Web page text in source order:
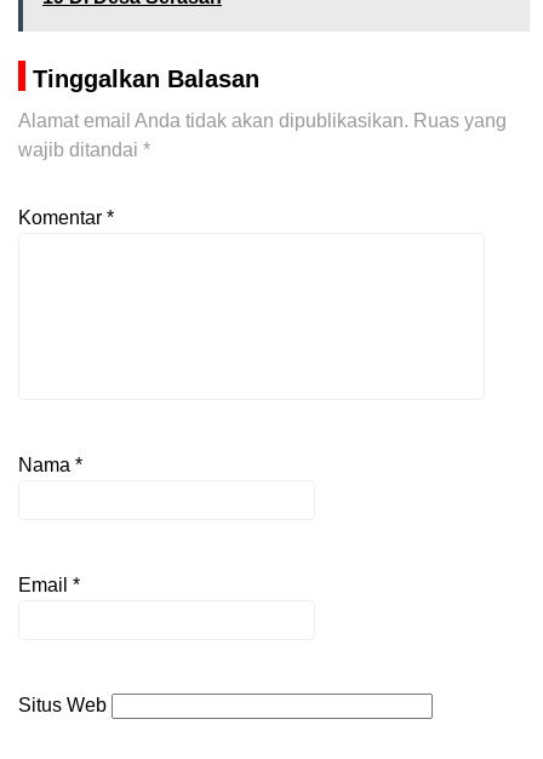
Tinggalkan Balasan
Alamat email Anda tidak akan dipublikasikan. Ruas yang
wajib ditandai *
Komentar *
Nama *
Email *
Situs Web